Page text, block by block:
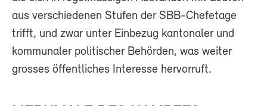
aus verschiedenen Stufen der SBB-Chefetage
trifft, und zwar unter Einbezug kantonaler und
kommunaler politischer Behörden, was weiter
grosses öffentliches Interesse hervorruft.